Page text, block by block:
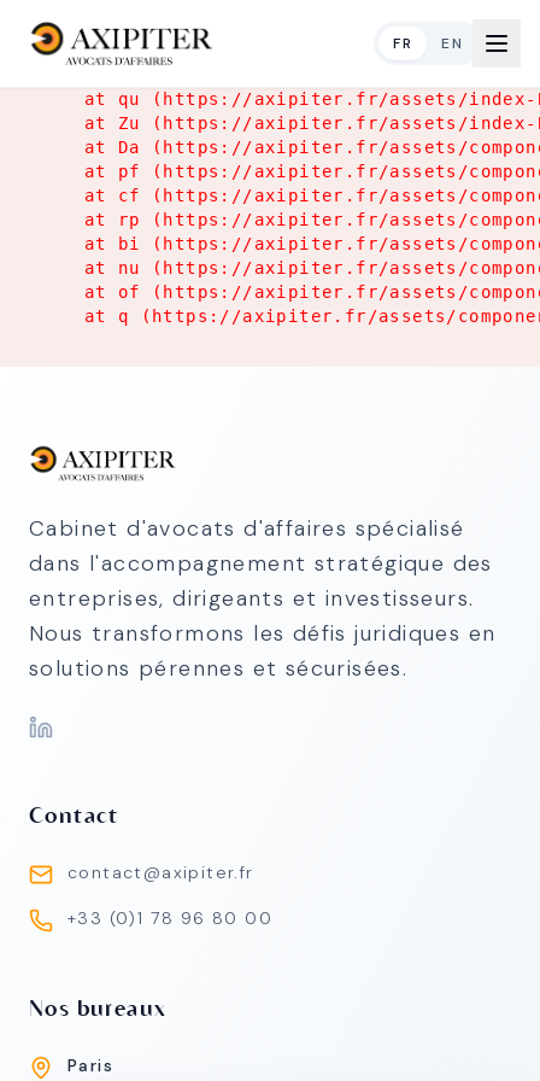
FR EN
at qu (https://axipiter.fr/assets/
at Zu (https://axipiter.fr/assets/
at Da (https://axipiter.fr/assets/
at pf (https://axipiter.fr/assets/
at cf (https://axipiter.fr/assets/
at rp (https://axipiter.fr/assets/
at bi (https://axipiter.fr/assets/
at nu (https://axipiter.fr/assets/
at of (https://axipiter.fr/assets/
at q (https://axipiter.fr/assets/
Cabinet d'avocats d'affaires spécialisé
dans l'accompagnement stratégique des
entreprises, dirigeants et investisseurs.
Nous transformons les défis juridiques en
solutions pérennes et sécurisées.
Contact
contact@axipiter.fr
+33 (0)1 78 96 80 00
Nos bureaux
Paris